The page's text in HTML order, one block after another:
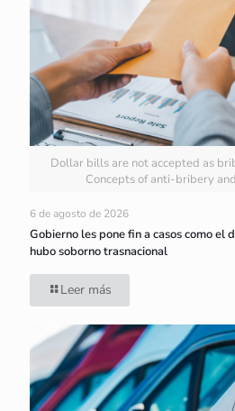
Dollar bills are not accepted as
Concepts of anti-bribery
6 de agosto de 2026
Gobierno les pone fin a casos como el
hubo soborno trasnacional
Leer más